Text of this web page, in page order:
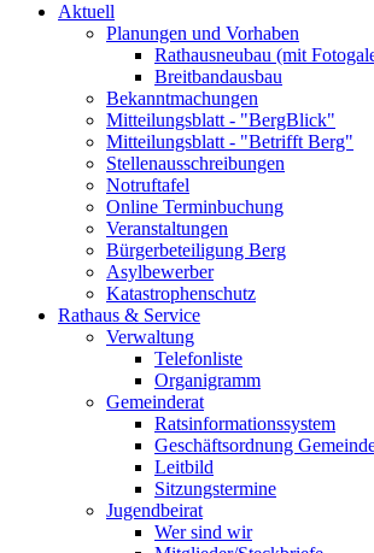
Aktuell
Planungen und Vorhaben
Rathausneubau (mit
Breitbandausbau
Bekanntmachungen
Mitteilungsblatt - "BergBlick"
Mitteilungsblatt - "Betrifft Berg"
Stellenausschreibungen
Notruftafel
Online Terminbuchung
Veranstaltungen
Bürgerbeteiligung Berg
Asylbewerber
Katastrophenschutz
Rathaus & Service
Verwaltung
Telefonliste
Organigramm
Gemeinderat
Ratsinformationssystem
Geschäftsordnung
Leitbild
Sitzungstermine
Jugendbeirat
Wer sind wir